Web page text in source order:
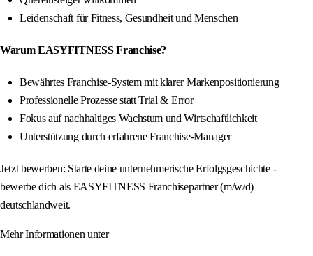
Leidenschaft für Fitness, Gesundheit und Menschen
Warum EASYFITNESS Franchise?
Bewährtes Franchise-System mit klarer Markenpositionierung
Professionelle Prozesse statt Trial & Error
Fokus auf nachhaltiges Wachstum und Wirtschaftlichkeit
Unterstützung durch erfahrene Franchise-Manager
Jetzt bewerben: Starte deine unternehmerische Erfolgsgeschichte -
bewerbe dich als EASYFITNESS Franchisepartner (m/w/d)
deutschlandweit.
Mehr Informationen unter